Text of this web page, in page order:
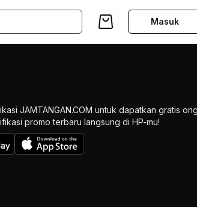
JAMTANGAN.COM untuk dapatkan gratis
promo terbaru langsung di HP-mu!
Masuk